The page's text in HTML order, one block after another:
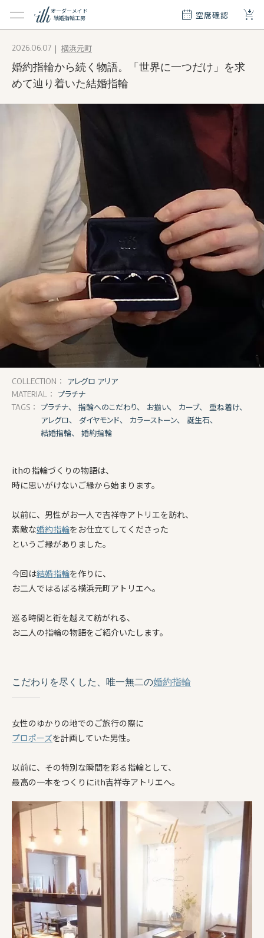
オーダーメイド
結婚指輪工房
空席確認 +
メイド
リー
2026.06.07 横浜元町
婚約指輪から続く物語。「世界に一つだけ」を求
めて辿り着いた結婚指輪
COLLECTION： アレグロ アリア
MATERIAL： プラチナ
TAGS： プラチナ、 指輪へのこだわり、 お揃い、 カーブ、
重ね着け、
アレグロ、
ダイヤモンド、 カラーストーン、
誕生石、
結婚指輪、
婚約指輪
ithの指輪づくりの物語は、
時に思いがけないご縁から始まります。
以前に、男性がお一人で吉祥寺アトリエを訪れ、
素敵な婚約指輪をお仕立てしてくださった
というご縁がありました。
今回は結婚指輪を作りに、
お二人ではるばる横浜元町アトリエへ。
巡る時間と街を越えて紡がれる、
お二人の指輪の物語をご紹介いたします。
こだわりを尽くした、唯一無二の婚約指輪
女性のゆかりの地でのご旅行の際に
プロポーズを計画していた男性。
以前に、その特別な瞬間を彩る指輪として、
最高の一本をつくりにith吉祥寺アトリエへ。